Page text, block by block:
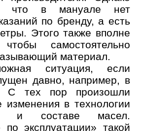
что в мануале нет
по бренду, а есть
Этого также вполне
чтобы самостоятельно
материал.
ситуация, если
давно, например, в
С тех пор произошли
изменения в технологии
и составе масел.
по эксплуатации» такой